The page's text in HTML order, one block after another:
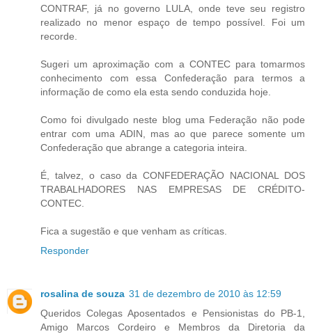
CONTRAF, já no governo LULA, onde teve seu registro
realizado no menor espaço de tempo possível. Foi um
recorde.
Sugeri um aproximação com a CONTEC para tomarmos
conhecimento com essa Confederação para termos a
informação de como ela esta sendo conduzida hoje.
Como foi divulgado neste blog uma Federação não pode
entrar com uma ADIN, mas ao que parece somente um
Confederação que abrange a categoria inteira.
É, talvez, o caso da CONFEDERAÇÃO NACIONAL DOS
TRABALHADORES NAS EMPRESAS DE CRÉDITO-
CONTEC.
Fica a sugestão e que venham as críticas.
Responder
rosalina de souza 31 de dezembro de 2010 às 12:59
Queridos Colegas Aposentados e Pensionistas do PB-1,
Amigo Marcos Cordeiro e Membros da Diretoria da